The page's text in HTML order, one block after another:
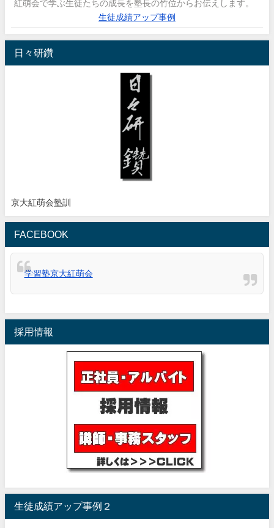
紅萌会で学ぶ生徒たちの成長を塾長の竹位からお伝えします。
生徒成績アップ事例
日々研鑽
京大紅萌会塾訓
FACEBOOK
学習塾京大紅萌会
採用情報
生徒成績アップ事例２